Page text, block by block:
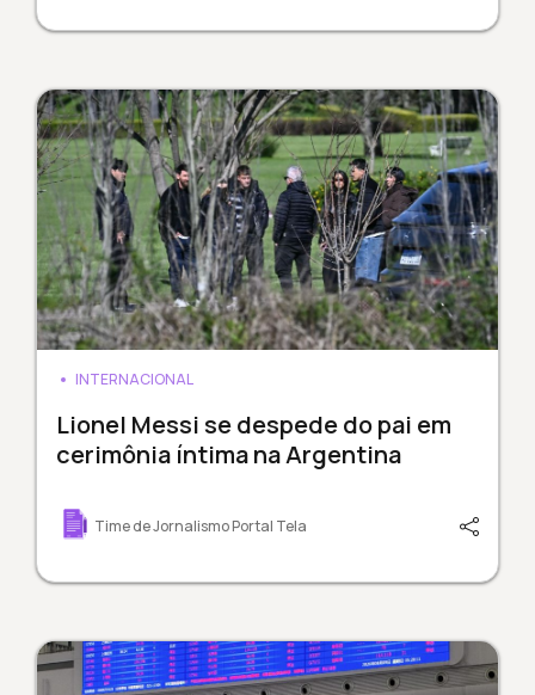
INTERNACIONAL
Lionel Messi se despede do pai em
cerimônia íntima na Argentina
Time de Jornalismo Portal Tela